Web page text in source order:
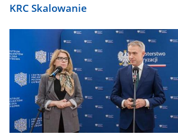
KRC Skalowanie